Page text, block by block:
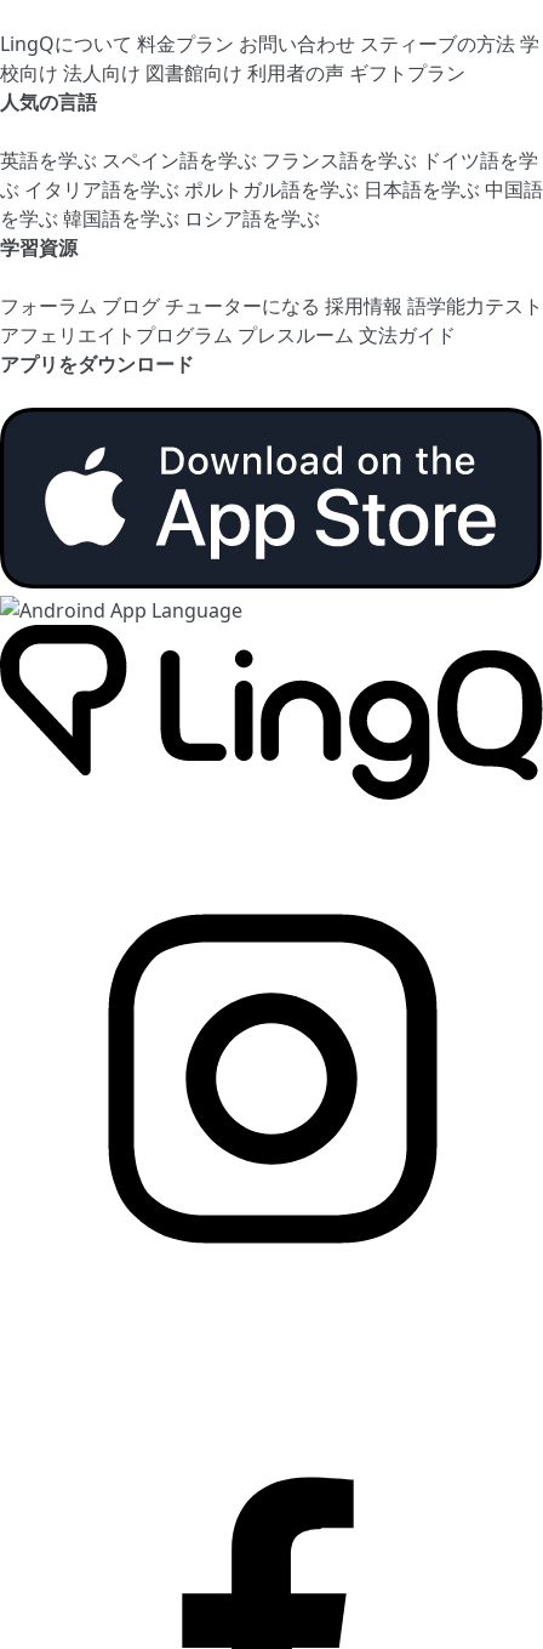
LingQについて 料金プラン お問い合わせ スティーブの方法学
校向け 法人向け 図書館向け 利用者の声 ギフトプラン
人気の言語
英語を学ぶ スペイン語を学ぶ フランス語を学ぶ ドイツ語を学
ぶ イタリア語を学ぶ ポルトガル語を学ぶ 日本語を学ぶ 中国語
を学ぶ 韓国語を学ぶ ロシア語を学ぶ
学習資源
フォーラム ブログチューターになる 採用情報 語学能力テスト
アフェリエイトプログラム プレスルーム 文法ガイド
アプリをダウンロード